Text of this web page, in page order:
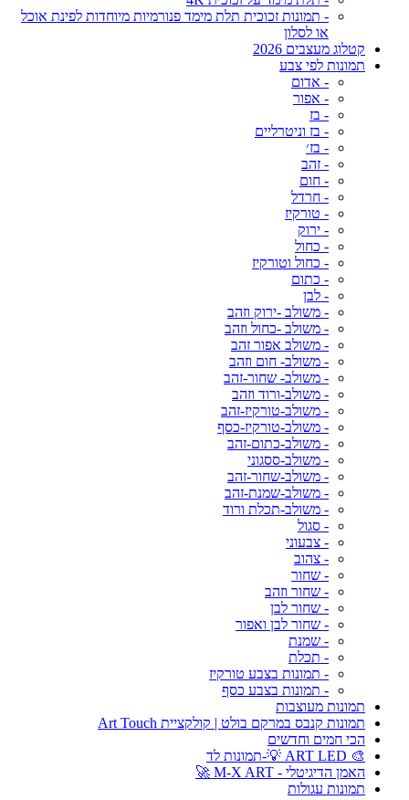
- תמונות זכוכית תלת מימד פנורמיות מיוחדות לפינת אוכל
או לסלון
קטלוג מעצבים 2026
תמונות לפי צבע
- אדום
- אפור
- בז
- בז וניטרליים
- בז׳
- זהב
- חום
- חרדל
- טורקיז
- ירוק
- כחול
- כחול וטורקיז
- כתום
- לבן
- משולב -ירוק וזהב
- משולב -כחול וזהב
- משולב אפור זהב
- משולב- חום וזהב
- משולב- שחור-זהב
- משולב-ורוד וזהב
- משולב-טורקיז-זהב
- משולב-טורקיז-כסף
- משולב-כתום-זהב
- משולב-ססגוני
- משולב-שחור-זהב
- משולב-שמנת-זהב
- משולב-תכלת ורוד
- סגול
- צבעוני
- צהוב
- שחור
- שחור וזהב
- שחור לבן
- שחור לבן ואפור
- שמנת
- תכלת
- תמונות בצבע טורקיז
- תמונות בצבע כסף
תמונות מעוצבות
תמונות קנבס במרקם בולט | קולקציית Art Touch
הכי חמים וחדשים
🎨 ART LED 💡-תמונות לד
האמן הדיגיטלי - M-X ART 🚀
תמונות עגולות